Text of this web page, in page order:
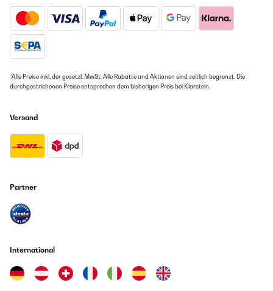
*Alle Preise inkl. der gesetzl. MwSt. Alle Rabatte und Aktionen sind zeitlich begrenzt. Die
durchgestrichenen Preise entsprechen dem bisherigen Preis bei Klarstein.
Versand
Partner
International